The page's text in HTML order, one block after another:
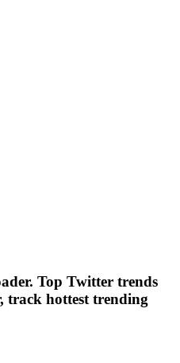
Top Twitter trends
track hottest trending